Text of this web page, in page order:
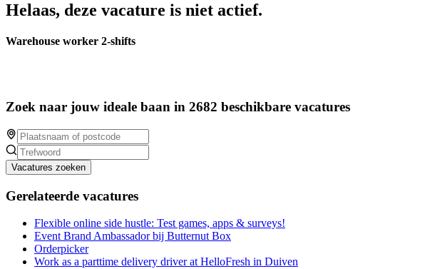
Helaas, deze vacature is niet actief.
Warehouse worker 2-shifts
Zoek naar jouw ideale baan in 2682 beschikbare vacatures
Vacatures zoeken
Gerelateerde vacatures
Flexible online side hustle: Test games, apps & surveys!
Event Brand Ambassador bij Butternut Box
Orderpicker
Work as a parttime delivery driver at HelloFresh in Duiven